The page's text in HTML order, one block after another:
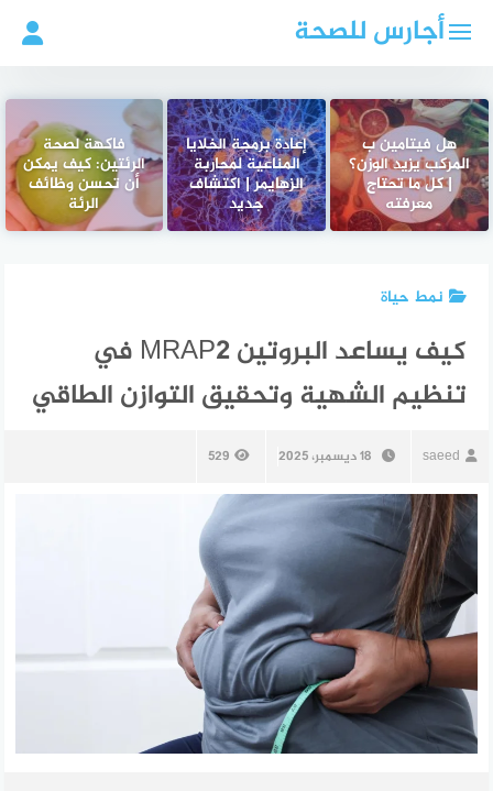
أجارس للصحة
هل فيتامين ب
المركب يزيد الوزن؟
| كل ما تحتاج
معرفته
إعادة برمجة الخلايا
المناعية لمحاربة
الزهايمر | اكتشاف
جديد
فاكهة لصحة
الرئتين: كيف يمكن
أن تحسن وظائف
الرئة
نمط حياة
كيف يساعد البروتين MRAP2 في
تنظيم الشهية وتحقيق التوازن الطاقي
saeed 18 ديسمبر، 2025 529